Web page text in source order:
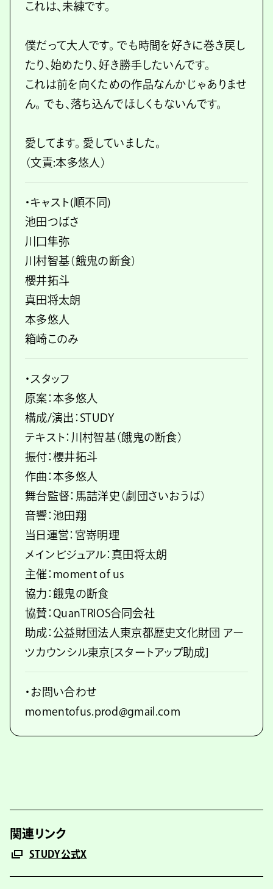
これは、未練です。
僕だって大人です。 でも時間を好きに巻き戻し
たり、始めたり、好き勝手したいんです。
これは前を向くための作品なんかじゃありませ
ん。 でも、落ち込んでほしくもないんです。
愛してます。 愛していました。
（文責:本多悠人）
・キャスト(順不同)
池田つばさ
川口隼弥
川村智基（餓鬼の断食）
櫻井拓斗
真田将太朗
本多悠人
箱崎このみ
・スタッフ
原案：本多悠人
構成/演出：STUDY
テキスト：川村智基（餓鬼の断食）
振付：櫻井拓斗
作曲：本多悠人
舞台監督：馬詰洋史（劇団さいおうば）
音響：池田翔
当日運営：宮嵜明理
メインビジュアル：真田将太朗
主催：moment of us
協力：餓鬼の断食
協賛：QuanTRIOS合同会社
助成：公益財団法人東京都歴史文化財団 アー
ツカウンシル東京[スタートアップ助成]
・お問い合わせ
momentofus.prod@gmail.com
関連リンク
STUDY公式X